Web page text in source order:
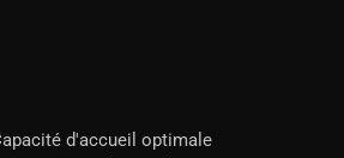
d'accueil optimale